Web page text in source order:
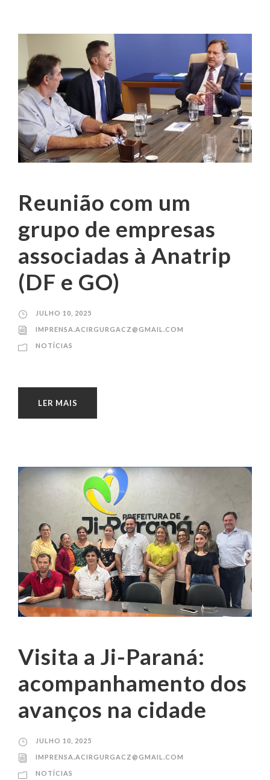
Reunião com um
grupo de empresas
associadas à Anatrip
(DF e GO)
JULHO 10, 2025
IMPRENSA.ACIRGURGACZ@GMAIL.COM
NOTÍCIAS
LER MAIS
Visita a Ji-Paraná:
acompanhamento dos
avanços na cidade
JULHO 10, 2025
IMPRENSA.ACIRGURGACZ@GMAIL.COM
NOTÍCIAS